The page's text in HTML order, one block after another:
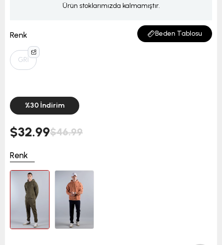
Ürün stoklarımızda kalmamıştır.
Renk Beden Tablosu
GRİ
%30 İndirim
$46.99
$32.99
Renk